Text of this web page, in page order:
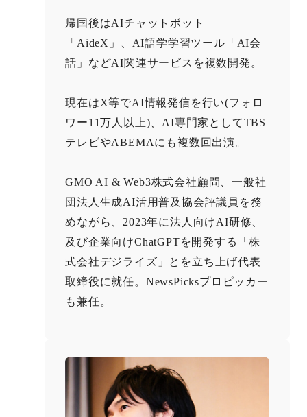
帰国後はAIチャットボット
「AideX」、AI語学学習ツール「AI会
話」などAI関連サービスを複数開発。
現在はX等でAI情報発信を行い(フォロ
ワー11万人以上)、AI専門家としてTBS
テレビやABEMAにも複数回出演。
GMO AI & Web3株式会社顧問、一般社
団法人生成AI活用普及協会評議員を務
めながら、2023年に法人向けAI研修、
及び企業向けChatGPTを開発する「株
式会社デジライズ」とを立ち上げ代表
取締役に就任。NewsPicksプロピッカー
も兼任。